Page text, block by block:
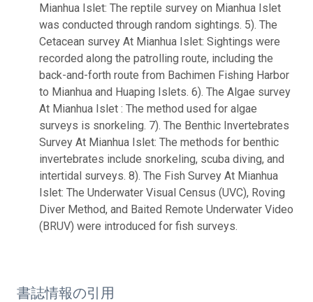
Mianhua Islet: The reptile survey on Mianhua Islet
was conducted through random sightings. 5). The
Cetacean survey At Mianhua Islet: Sightings were
recorded along the patrolling route, including the
back-and-forth route from Bachimen Fishing Harbor
to Mianhua and Huaping Islets. 6). The Algae survey
At Mianhua Islet : The method used for algae
surveys is snorkeling. 7). The Benthic Invertebrates
Survey At Mianhua Islet: The methods for benthic
invertebrates include snorkeling, scuba diving, and
intertidal surveys. 8). The Fish Survey At Mianhua
Islet: The Underwater Visual Census (UVC), Roving
Diver Method, and Baited Remote Underwater Video
(BRUV) were introduced for fish surveys.
書誌情報の引用